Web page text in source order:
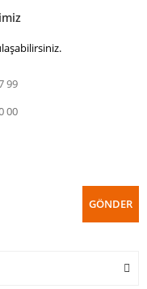
99
00
GÖNDER